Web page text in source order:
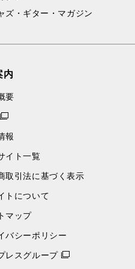
ズ・ギター・マガジン
内
要
報
イト一覧
取引法に基づく表示
トについて
マップ
バシーポリシー
レスグループ